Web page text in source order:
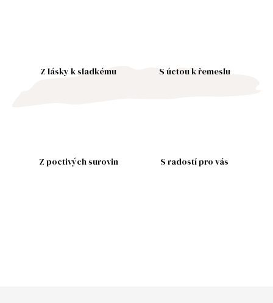
Z lásky k sladkému S úctou k řemeslu
Z poctivých surovin S radostí pro vás